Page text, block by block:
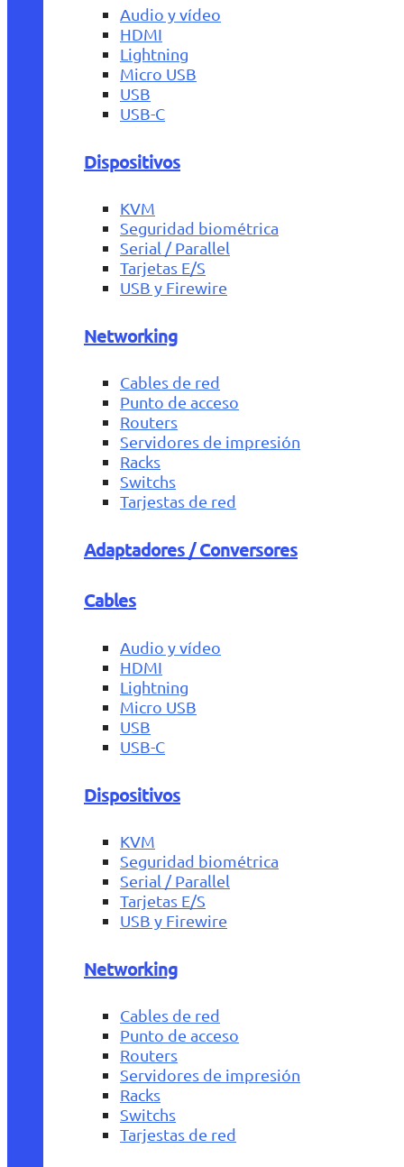
Audio y vídeo
HDMI
Lightning
Micro USB
USB
USB-C
Dispositivos
KVM
Seguridad biométrica
Serial / Parallel
Tarjetas E/S
USB y Firewire
Networking
Cables de red
Punto de acceso
Routers
Servidores de impresión
Racks
Switchs
Tarjestas de red
Adaptadores / Conversores
Cables
Audio y vídeo
HDMI
Lightning
Micro USB
USB
USB-C
Dispositivos
KVM
Seguridad biométrica
Serial / Parallel
Tarjetas E/S
USB y Firewire
Networking
Cables de red
Punto de acceso
Routers
Servidores de impresión
Racks
Switchs
Tarjestas de red